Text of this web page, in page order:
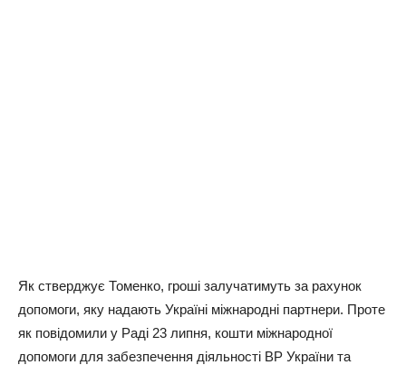
Як стверджує Томенко, гроші залучатимуть за рахунок
допомоги, яку надають Україні міжнародні партнери. Проте
як повідомили у Раді 23 липня, кошти міжнародної
допомоги для забезпечення діяльності ВР України та